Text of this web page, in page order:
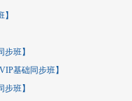
班】
基础同步班】
班】